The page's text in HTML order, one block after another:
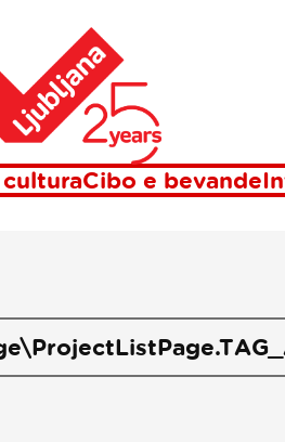
Cibo e bevande